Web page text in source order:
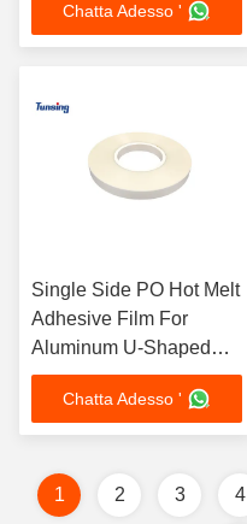
a un lato per tenute U e
C
Chatta Adesso '
Single Side PO Hot Melt
Adhesive Film For
Aluminum U-Shaped
Nail and C-Shaped Nail
Chatta Adesso '
1 2 3 4